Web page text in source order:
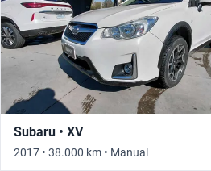
Subaru • XV
2017 • 38.000 km • Manual